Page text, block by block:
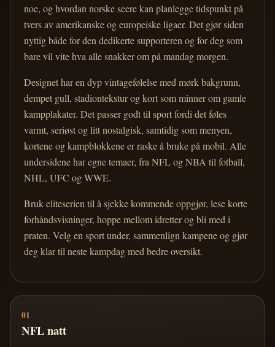
noe, og hvordan norske seere kan planlegge tidspunkt på
tvers av amerikanske og europeiske ligaer. Det gjør siden
nyttig både for den dedikerte supporteren og for deg som
bare vil vite hva alle snakker om på mandag morgen.
Designet har en dyp vintagefølelse med mørk bakgrunn,
dempet gull, stadiontekstur og kort som minner om gamle
kampplakater. Det passer godt til sport fordi det føles
varmt, seriøst og litt nostalgisk, samtidig som menyen,
kortene og kampblokkene er raske å bruke på mobil. Alle
undersidene har egne temaer, fra NFL og NBA til fotball,
NHL, UFC og WWE.
Bruk eliteserien til å sjekke kommende oppgjør, lese korte
forhåndsvisninger, hoppe mellom idretter og bli med i
praten. Velg en sport under, sammenlign kampene og gjør
deg klar til neste kampdag med bedre oversikt.
01
NFL natt